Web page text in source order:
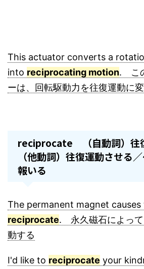
This actuator converts a
into reciprocating motion. こ
ーは、回転駆動力を往復運動に
reciprocate （自動詞）
（他動詞）往復運動させる
報いる
The permanent magnet
reciprocate. 永久磁石によって
動する
I'd like to reciprocate your